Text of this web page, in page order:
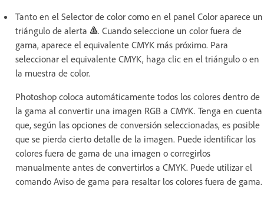
Tanto en el Selector de color como en el panel Color aparece un
triángulo de alerta
. Cuando seleccione un color fuera de
gama, aparece el equivalente CMYK más próximo. Para
seleccionar el equivalente CMYK, haga clic en el triángulo o en
la muestra de color.
Photoshop coloca automáticamente todos los colores dentro de
la gama al convertir una imagen RGB a CMYK. Tenga en cuenta
que, según las opciones de conversión seleccionadas, es posible
que se pierda cierto detalle de la imagen. Puede identificar los
colores fuera de gama de una imagen o corregirlos
manualmente antes de convertirlos a CMYK. Puede utilizar el
comando Aviso de gama para resaltar los colores fuera de gama.